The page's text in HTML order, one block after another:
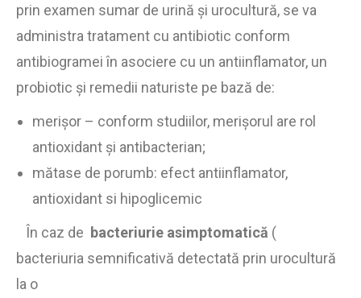
prin examen sumar de urină și urocultură, se va
administra tratament cu antibiotic conform
antibiogramei în asociere cu un antiinflamator, un
probiotic și remedii naturiste pe bază de:
merișor – conform studiilor, merișorul are rol
antioxidant și antibacterian;
mătase de porumb: efect antiinflamator,
antioxidant si hipoglicemic
În caz de bacteriurie asimptomatică (
bacteriuria semnificativă detectată prin urocultură
la o